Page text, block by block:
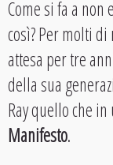
Come si fa a non
così? Per molti di
attesa per tre
della sua
Ray quello che
Manifesto.